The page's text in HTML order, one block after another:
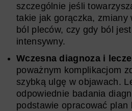
szczególnie jeśli
takie jak gorączka, zmiany
ból pleców, czy gdy ból jest
intensywny.
Wczesna diagnoza i
poważnym komplikacjom
szybką ulgę w objawach.
odpowiednie badania
podstawie opracować plan